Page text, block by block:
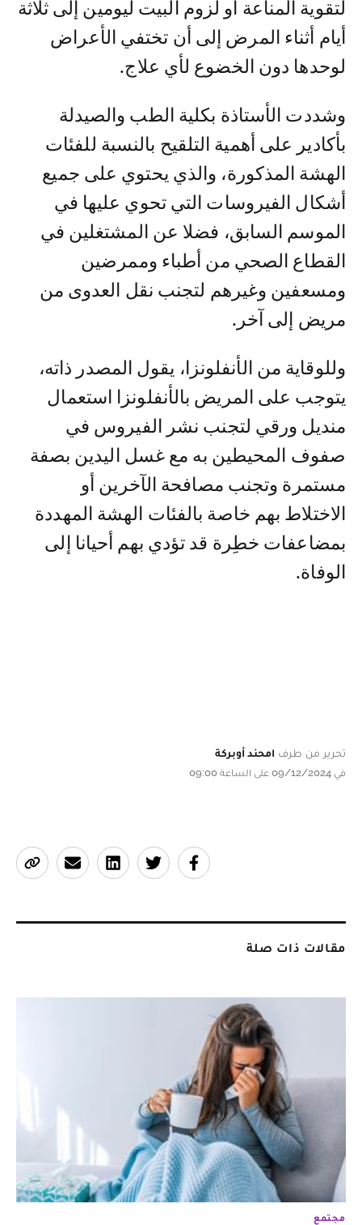
لتقوية المناعة أو لزوم البيت ليومين إلى ثلاثة
أيام أثناء المرض إلى أن تختفي الأعراض
لوحدها دون الخضوع لأي علاج.
وشددت الأستاذة بكلية الطب والصيدلة
بأكادير على أهمية التلقيح بالنسبة للفئات
الهشة المذكورة، والذي يحتوي على جميع
أشكال الفيروسات التي تحوي عليها في
الموسم السابق، فضلا عن المشتغلين في
القطاع الصحي من أطباء وممرضين
ومسعفين وغيرهم لتجنب نقل العدوى من
مريض إلى آخر.
وللوقاية من الأنفلونزا، يقول المصدر ذاته،
يتوجب على المريض بالأنفلونزا استعمال
منديل ورقي لتجنب نشر الفيروس في
صفوف المحيطين به مع غسل اليدين بصفة
مستمرة وتجنب مصافحة الآخرين أو
الاختلاط بهم خاصة بالفئات الهشة المهددة
بمضاعفات خطِرة قد تؤدي بهم أحيانا إلى
الوفاة.
تحرير من طرف امحند أوبركة
في 09/12/2024 على الساعة 09:00
مقالات ذات صلة
مجتمع